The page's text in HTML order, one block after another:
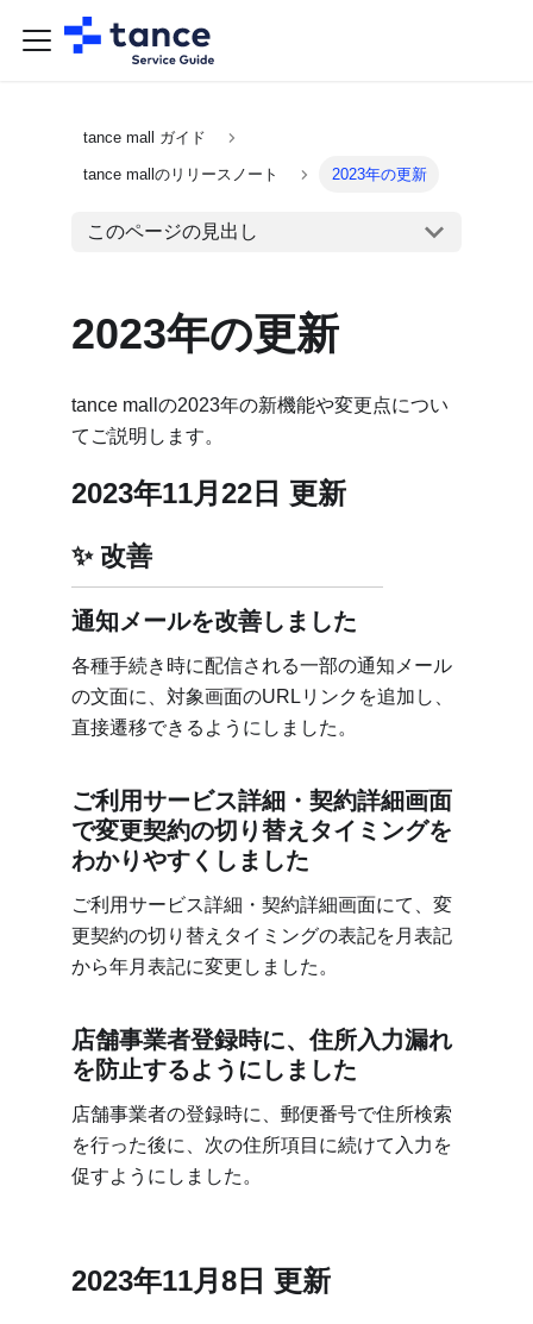
tance mall ガイド
tance mallのリリースノート 2023年の更新
このページの見出し
2023年の更新
tance mallの2023年の新機能や変更点につい
てご説明します。
2023年11月22日 更新
改善
通知メールを改善しました
各種手続き時に配信される一部の通知メール
の文面に、対象画面のURLリンクを追加し、
直接遷移できるようにしました。
ご利用サービス詳細・契約詳細画面
で変更契約の切り替えタイミングを
わかりやすくしました
ご利用サービス詳細・契約詳細画面にて、変
更契約の切り替えタイミングの表記を月表記
から年月表記に変更しました。
店舗事業者登録時に、住所入力漏れ
を防止するようにしました
店舗事業者の登録時に、郵便番号で住所検索
を行った後に、次の住所項目に続けて入力を
促すようにしました。
2023年11月8日 更新